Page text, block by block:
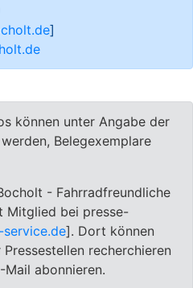
]
können unter Angabe der
Belegexemplare
- Fahrradfreundliche
Mitglied bei presse-
]. Dort können
recherchieren
Mail abonnieren.